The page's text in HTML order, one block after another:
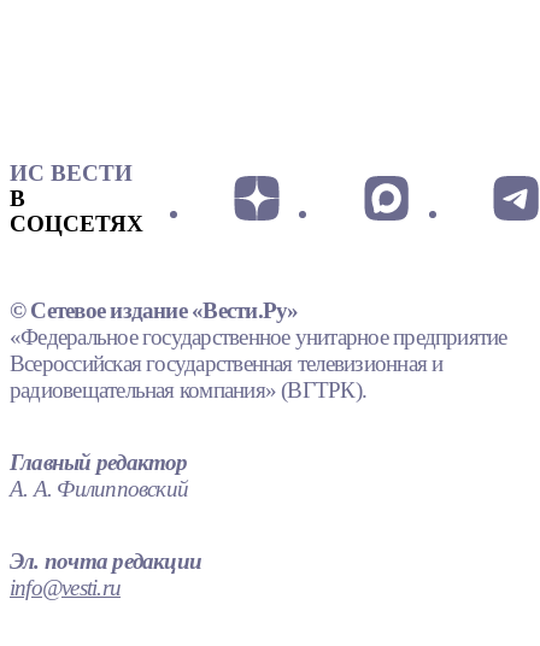
ИС ВЕСТИ
В
СОЦСЕТЯХ
© Сетевое издание «Вести.Ру»
«Федеральное государственное унитарное предприятие
Всероссийская государственная телевизионная и
радиовещательная компания» (ВГТРК).
Главный редактор
А. А. Филипповский
Эл. почта редакции
info@vesti.ru